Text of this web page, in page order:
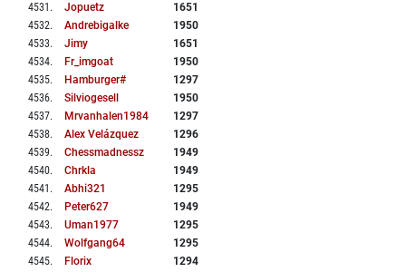
4531 . Jopuetz
1651
4532. Andrebigalke
1950
4533. Jimy
1651
4534. Fr_imgoat
1950
4535. Hamburger#
1297
4536. Silviogesell
1950
4537. Mrvanhalen1984
1297
4538. Alex Velázquez
1296
4539. Chessmadnessz
1949
4540. Chrkla
1949
4541 . Abhi321
1295
4542. Peter627
1949
4543. Uman1977
1295
4544. Wolfgang64
1295
4545. Florix
1294